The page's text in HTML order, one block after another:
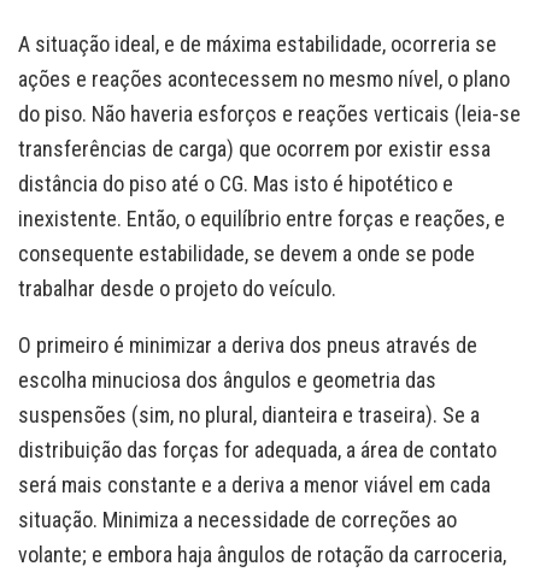
A situação ideal, e de máxima estabilidade, ocorreria se
ações e reações acontecessem no mesmo nível, o plano
do piso. Não haveria esforços e reações verticais (leia-se
transferências de carga) que ocorrem por existir essa
distância do piso até o CG. Mas isto é hipotético e
inexistente. Então, o equilíbrio entre forças e reações, e
consequente estabilidade, se devem a onde se pode
trabalhar desde o projeto do veículo.
O primeiro é minimizar a deriva dos pneus através de
escolha minuciosa dos ângulos e geometria das
suspensões (sim, no plural, dianteira e traseira). Se a
distribuição das forças for adequada, a área de contato
será mais constante e a deriva a menor viável em cada
situação. Minimiza a necessidade de correções ao
volante; e embora haja ângulos de rotação da carroceria,